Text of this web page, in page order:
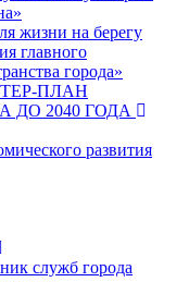
жизни на берегу
главного
города»
ПЛАН
ДО 2040 ГОДА
развития
служб города